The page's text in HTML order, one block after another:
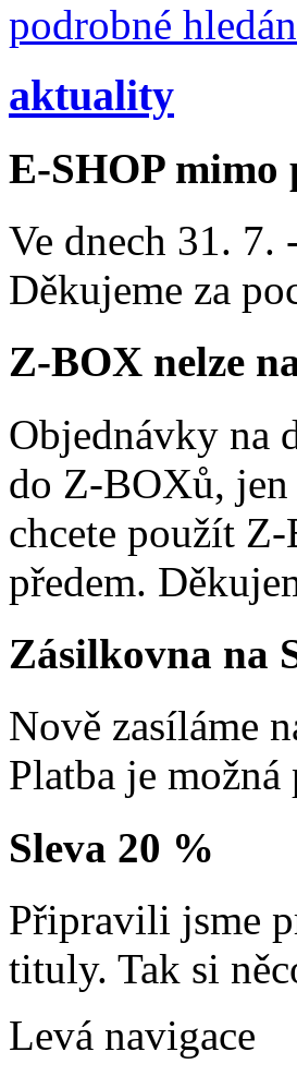
podrobné
aktuality
E-SHOP mimo
Ve dnech 31. 7.
Děkujeme za
Z-BOX nelze
Objednávky na
do Z-BOXů, jen
chcete použít
předem.
Zásilkovna na
Nově zasíláme
Platba je
Sleva 20 %
Připravili jsme
tituly. Tak si
Levá navigace